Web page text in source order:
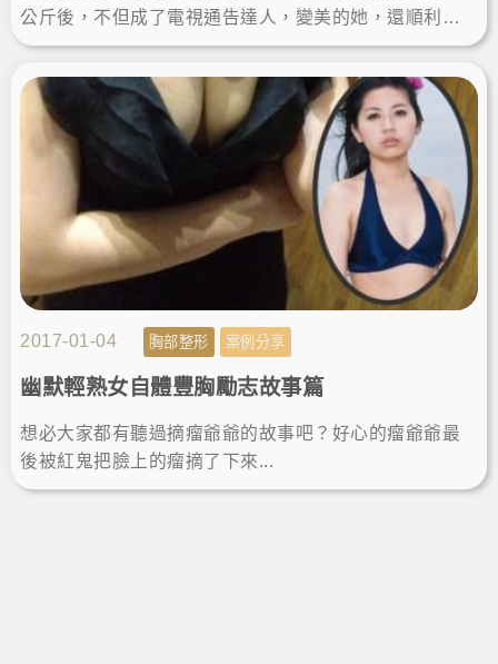
公斤後，不但成了電視通告達人，變美的她，還順利交
到男朋友，然而忙碌又幸福的她卻在短短半年，又讓體
重狂飆快10公斤，男友也在一次爭吵後離他而去...LineI
D:@ asir-rodin
2017-01-04 胸部整形 案例分享
幽默輕熟女自體豐胸勵志故事篇
想必大家都有聽過摘瘤爺爺的故事吧？好心的瘤爺爺最
後被紅鬼把臉上的瘤摘了下來...